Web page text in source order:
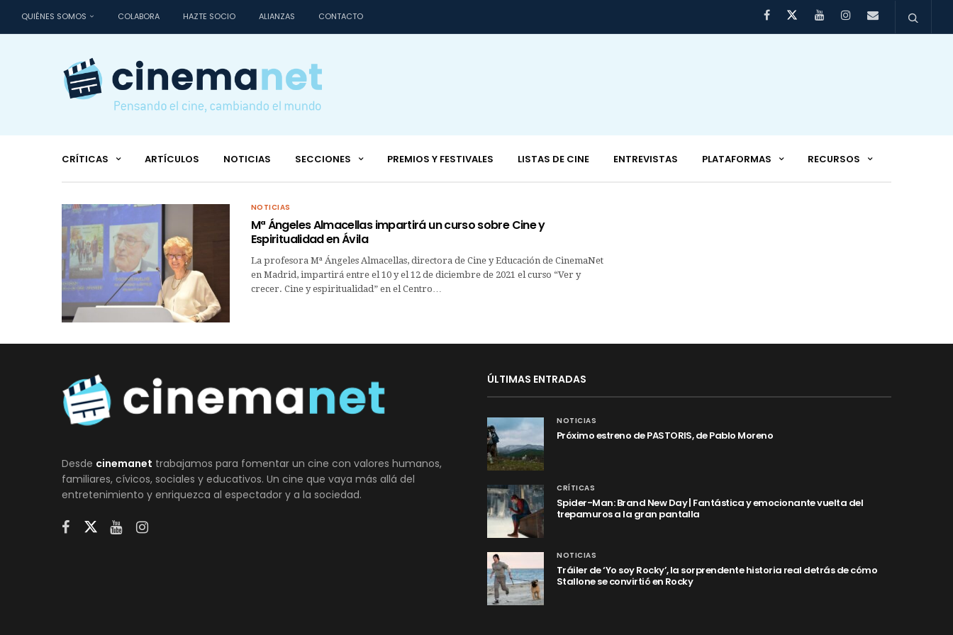
QUIÉNES SOMOS COLABORA HAZTE SOCIO ALIANZAS CONTACTO
CRÍTICAS ARTÍCULOS NOTICIAS SECCIONES PREMIOS Y FESTIVALES LISTAS DE CINE ENTREVISTAS PLATAFORMAS RECURSOS
NOTICIAS
Mª Ángeles Almacellas impartirá un curso sobre Cine y
Espiritualidad en Ávila
La profesora Mª Ángeles Almacellas, directora de Cine y Educación de CinemaNet
en Madrid, impartirá entre el 10 y el 12 de diciembre de 2021 el curso “Ver y
crecer. Cine y espiritualidad” en el Centro…
Desde cinemanet trabajamos para fomentar un cine con valores humanos,
familiares, cívicos, sociales y educativos. Un cine que vaya más allá del
entretenimiento y enriquezca al espectador y a la sociedad.
ÚLTIMAS ENTRADAS
NOTICIAS
Próximo estreno de PASTORIS, de Pablo Moreno
CRÍTICAS
Spider-Man: Brand New Day | Fantástica y emocionante vuelta del
trepamuros a la gran pantalla
NOTICIAS
Tráiler de ‘Yo soy Rocky’, la sorprendente historia real detrás de cómo
Stallone se convirtió en Rocky